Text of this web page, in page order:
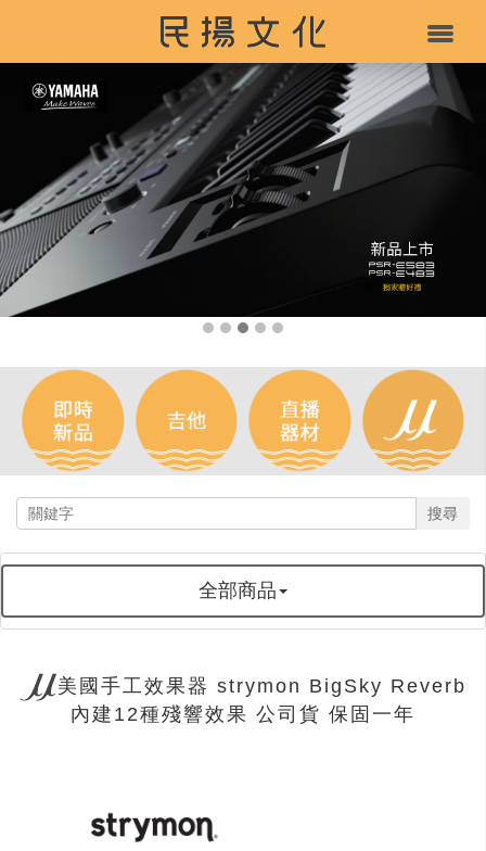
搜尋
全部商品
美國手工效果器 strymon BigSky Reverb
內建12種殘響效果 公司貨 保固一年